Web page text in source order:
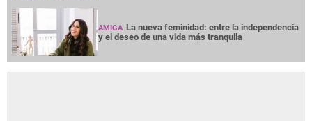
AMIGA La nueva feminidad: entre la independencia
y el deseo de una vida más tranquila